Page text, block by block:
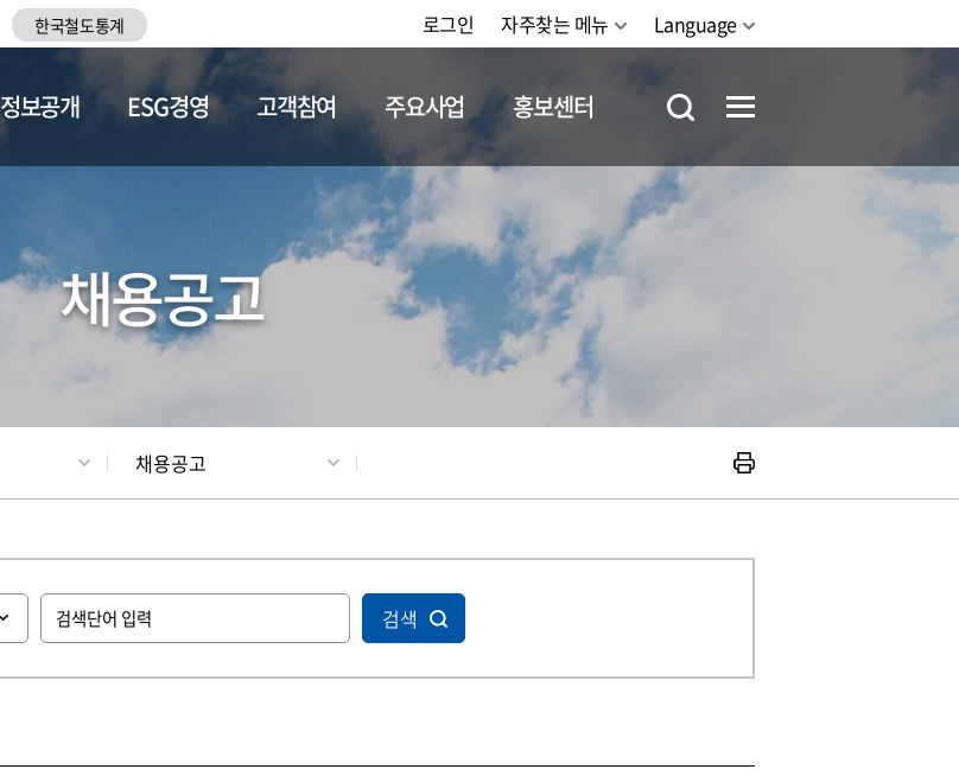
한국철도통계 로그인 자주찾는 메뉴 Language
채용정보
정보공개 ESG경영 고객참여 주요사업 홍보센터
채용공고
채용공고
검색